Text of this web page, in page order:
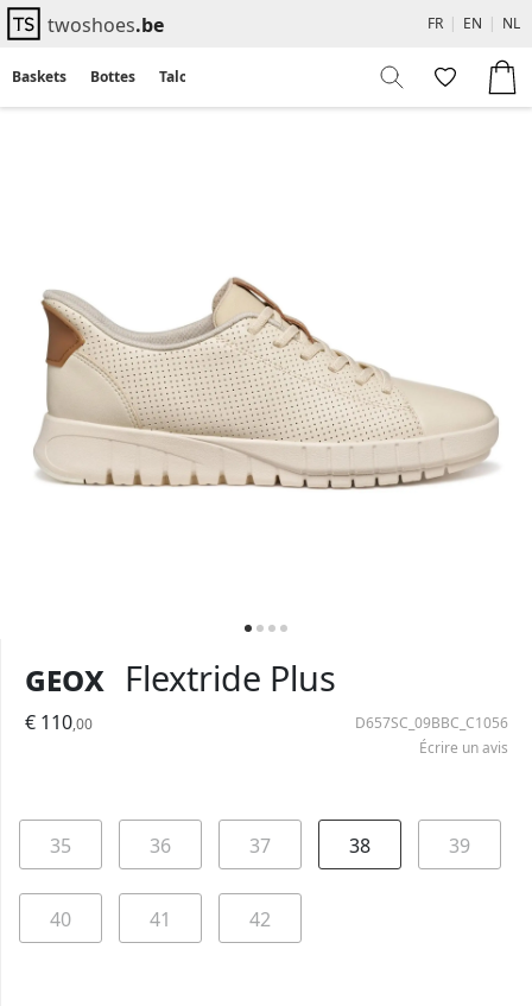
twoshoes.be FR | EN | NL
Baskets Bottes Talons
Geox Flextride Plus
€ 110,00
D657SC_09BBC_C1056
Écrire un avis
35 36 37 38 39
40 41 42